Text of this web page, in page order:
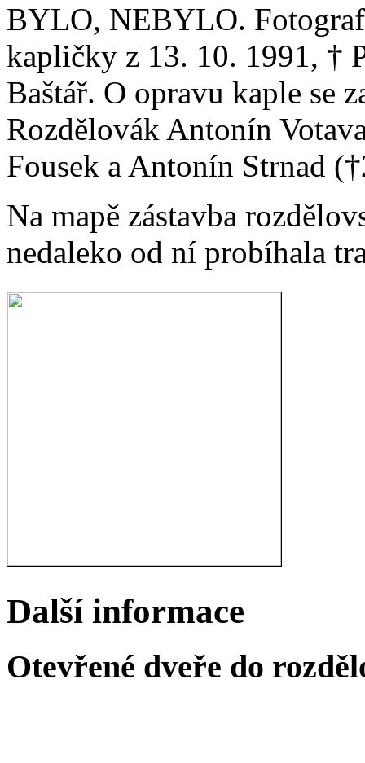
BYLO, NEBYLO.
kapličky z 13. 10. 1991, †
Baštář. O opravu kaple se
Rozdělovák Antonín
Fousek a Antonín Strnad
Na mapě zástavba
nedaleko od ní probíhala
Další informace
Otevřené dveře do